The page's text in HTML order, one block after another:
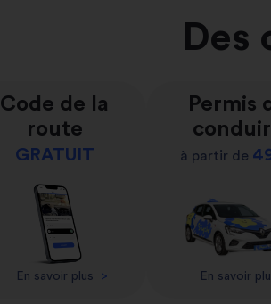
Des
Code de la
route
GRATUIT
En savoir plus >
Permis
à partir de
En savoir